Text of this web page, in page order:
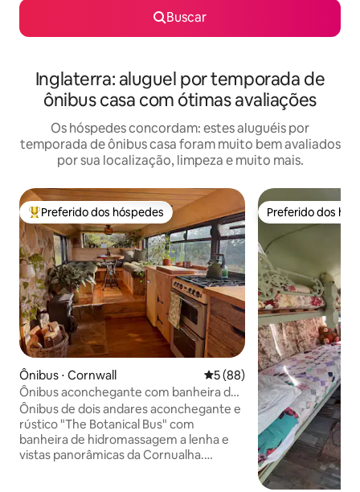
Buscar
Inglaterra: aluguel por temporada de
ônibus casa com ótimas avaliações
Os hóspedes concordam: estes aluguéis por
temporada de ônibus casa foram muito bem avaliados
por sua localização, limpeza e muito mais.
Entre os melhores preferidos dos hóspedes
Preferido dos hóspedes
Ônibus ⋅ Cornwall 5 de uma avaliação média
5 (88)
Ônibus aconchegante com banheira de
hidromassagem a lenha e lareira
Ônibus de dois andares aconchegante e
rústico "The Botanical Bus" com
banheira de hidromassagem a lenha e
vistas panorâmicas da Cornualha.
Preferido dos
Preferido dos